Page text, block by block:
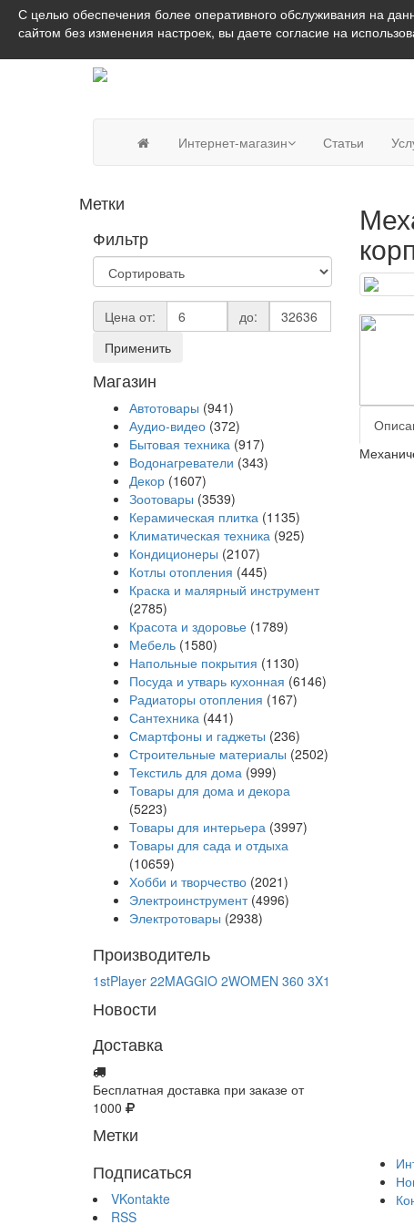
Интернет-магазин
Статьи
Метки
Фильтр
Цена от:
до:
Применить
Магазин
Автотовары (941)
Аудио-видео (372)
Бытовая техника (917)
Водонагреватели (343)
Декор (1607)
Зоотовары (3539)
Керамическая плитка (1135)
Климатическая техника (925)
Кондиционеры (2107)
Котлы отопления (445)
Краска и малярный инструмент
(2785)
Красота и здоровье (1789)
Мебель (1580)
Напольные покрытия (1130)
Посуда и утварь кухонная (6146)
Радиаторы отопления (167)
Сантехника (441)
Смартфоны и гаджеты (236)
Строительные материалы (2502)
Текстиль для дома (999)
Товары для дома и декора
(5223)
Товары для интерьера (3997)
Товары для сада и отдыха
(10659)
Хобби и творчество (2021)
Электроинструмент (4996)
Электротовары (2938)
Производитель
1stPlayer 22MAGGIO 2WOMEN 360 3X1
Новости
Доставка
Бесплатная доставка при заказе от
1000
Метки
Подписаться
VKontakte
RSS
С целью обеспечения более оперативного обслуживания на
сайтом без изменения настроек, вы даете согласие на